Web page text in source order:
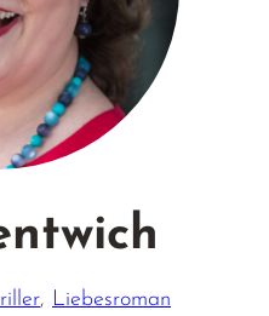
, Liebesroman